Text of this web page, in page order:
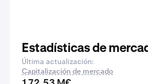
Estadísticas de
Última actualización:
Capitalización de mercado